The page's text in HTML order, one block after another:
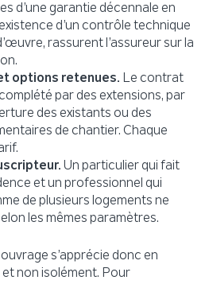
d’une garantie décennale en
d’un contrôle technique
rassurent l’assureur sur la
options retenues. Le contrat
par des extensions, par
des existants ou des
de chantier. Chaque
Un particulier qui fait
et un professionnel qui
de plusieurs logements ne
les mêmes paramètres.
s’apprécie donc en
non isolément. Pour